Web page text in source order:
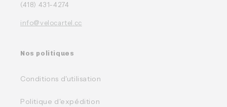
(418) 431-4274
info@velocartel.cc
Nos politiques
Conditions d'utilisation
Politique d'expédition